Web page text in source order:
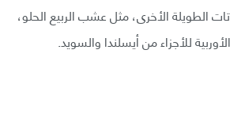
الطويلة الأخرى، مثل عشب الربيع الحلو،
للأجزاء من أيسلندا والسويد.